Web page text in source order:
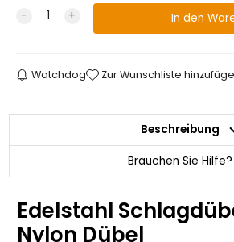
Watchdog Zur Wunschliste
Beschreibung
Brauchen Sie Hilfe?
Edelstahl
Nylon Dübel